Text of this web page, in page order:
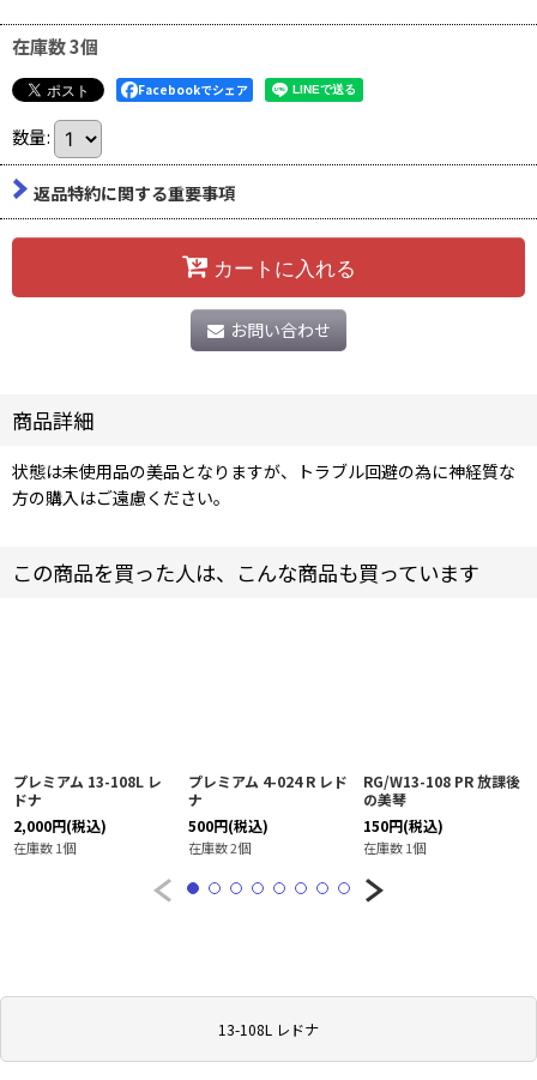
13-108L レドナ
在庫数 3個
Facebookでシェア
数量:
返品特約に関する重要事項
カートに入れる
お問い合わせ
商品詳細
状態は未使用品の美品となりますが、トラブル回避の為に神経質な
方の購入はご遠慮ください。
この商品を買った人は、こんな商品も買っています
プレミアム 13-108L レ
ドナ
2,000円(税込)
在庫数 1個
プレミアム 4-024 R レド
ナ
500円(税込)
在庫数 2個
RG/W13-108 PR 放課後
の美琴
150円(税込)
在庫数 1個